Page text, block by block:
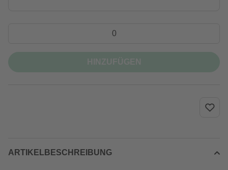
ARTIKELBESCHREIBUNG